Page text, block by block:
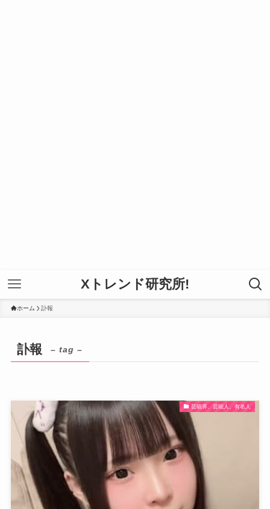
Xトレンド研究所!
ホーム 訃報
訃報 – tag –
芸能界、芸能人、有名人